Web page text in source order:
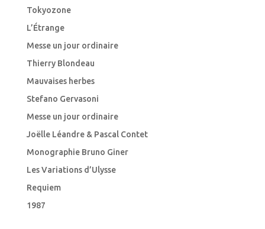
Tokyozone
L’Étrange
Messe un jour ordinaire
Thierry Blondeau
Mauvaises herbes
Stefano Gervasoni
Messe un jour ordinaire
Joëlle Léandre & Pascal Contet
Monographie Bruno Giner
Les Variations d’Ulysse
Requiem
1987